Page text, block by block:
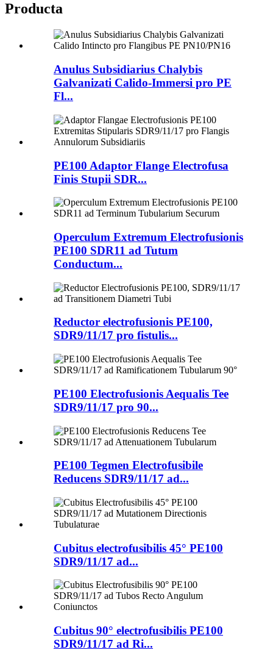
Producta
Anulus Subsidiarius Chalybis
Galvanizati Calido-Immersi pro PE
Fl...
PE100 Adaptor Flange Electrofusa
Finis Stupii SDR...
Operculum Extremum Electrofusionis
PE100 SDR11 ad Tutum
Conductum...
Reductor electrofusionis PE100,
SDR9/11/17 pro fistulis...
PE100 Electrofusionis Aequalis Tee
SDR9/11/17 pro 90...
PE100 Tegmen Electrofusibile
Reducens SDR9/11/17 ad...
Cubitus electrofusibilis 45° PE100
SDR9/11/17 ad...
Cubitus 90° electrofusibilis PE100
SDR9/11/17 ad Ri...